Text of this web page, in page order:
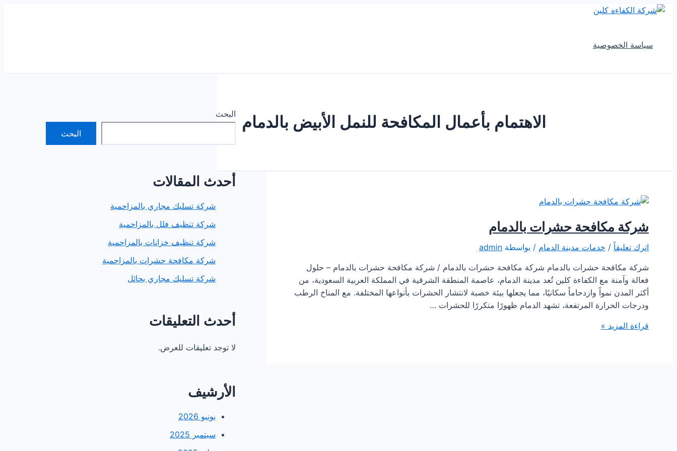
تخطي
سياسة الخصوصية
الاهتمام بأعمال المكافحة للنمل الأبيض بالدمام
شركة مكافحة حشرات بالدمام
اترك تعليقاً / خدمات مدينة الدمام / بواسطة admin
شركة مكافحة حشرات بالدمام شركة مكافحة حشرات بالدمام / شركة مكافحة حشرات بالدمام – حلول
فعالة وآمنة مع الكفاءة كلين تُعد مدينة الدمام، عاصمة المنطقة الشرقية في المملكة العربية السعودية، من
أكثر المدن نمواً وازدحاماً سكانيًا، مما يجعلها بيئة خصبة لانتشار الحشرات بأنواعها المختلفة. مع المناخ الرطب
ودرجات الحرارة المرتفعة، تشهد الدمام ظهورًا متكررًا للحشرات …
شركة
قراءة المزيد »
البحث
البحث
أحدث المقالات
شركة تسليك مجاري بالمزاحمية
شركة تنظيف فلل بالمزاحمية
شركة تنظيف خزانات بالمزاحمية
شركة مكافحة حشرات بالمزاحمية
شركة تسليك مجاري بحائل
أحدث التعليقات
لا توجد تعليقات للعرض.
الأرشيف
يونيو 2026
سبتمبر 2025